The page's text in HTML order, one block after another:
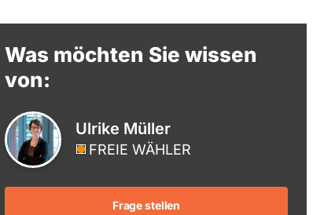
Was möchten Sie wissen
von:
Ulrike Müller
FREIE WÄHLER
Frage stellen